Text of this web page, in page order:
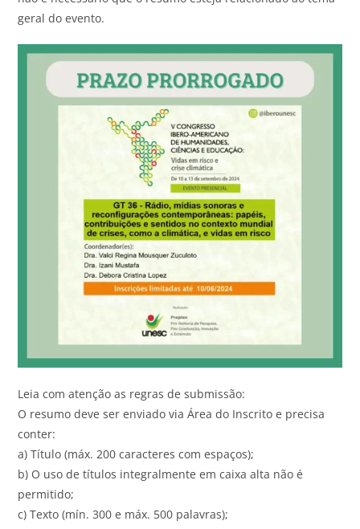
geral do evento.
Leia com atenção as regras de submissão:
O resumo deve ser enviado via Área do Inscrito e precisa
conter:
a) Título (máx. 200 caracteres com espaços);
b) O uso de títulos integralmente em caixa alta não é
permitido;
c) Texto (mín. 300 e máx. 500 palavras);